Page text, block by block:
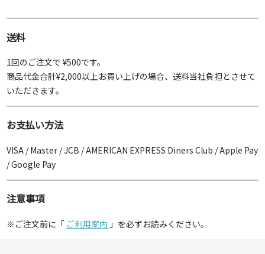
送料
1回のご注文で ¥500です。
商品代金合計¥2,000以上お買い上げの場合、送料当社負担とさせて
いただきます。
お支払い方法
VISA / Master / JCB / AMERICAN EXPRESS Diners Club / Apple Pay
/ Google Pay
注意事項
※ご注文前に「 ご利用案内 」を必ずお読みください。